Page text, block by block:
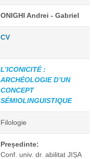
ONIGHI Andrei - Gabriel
CV
L’ICONICITÉ :
ARCHÉOLOGIE D’UN
CONCEPT
SÉMIOLINGUISTIQUE
Filologie
Președinte:
Conf. univ. dr. abilitat JIȘA